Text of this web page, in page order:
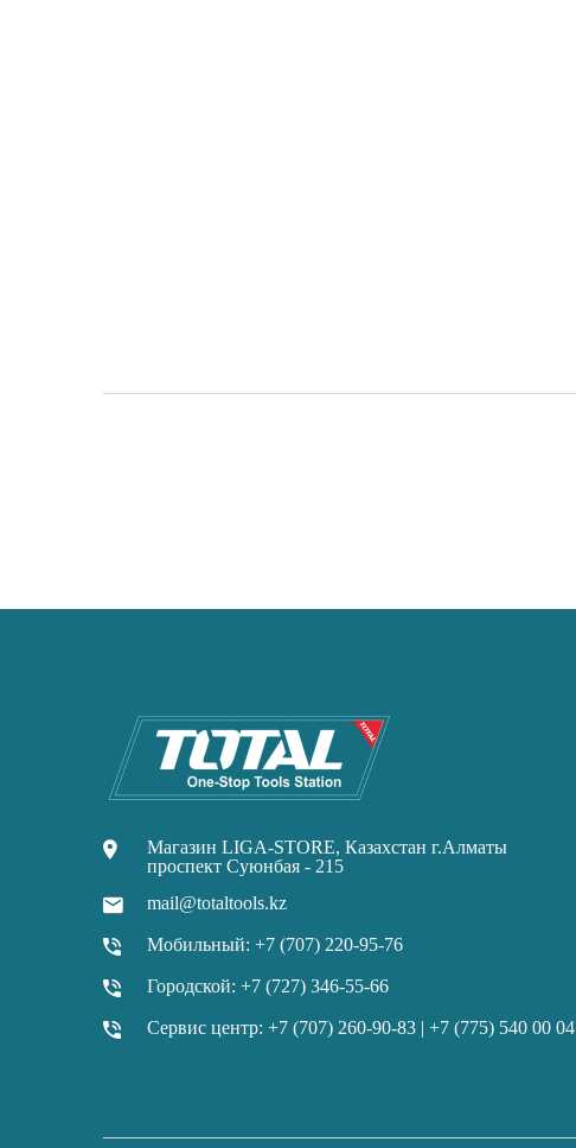
Магазин LIGA-STORE, Казахстан г.Алматы
проспект Суюнбая - 215
mail@totaltools.kz
Мобильный: +7 (707) 220-95-76
Городской: +7 (727) 346-55-66
Сервис центр: +7 (707) 260-90-83 | +7 (775) 540 00 04